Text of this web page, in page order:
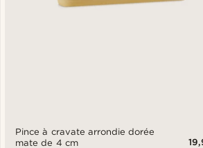
Pince à cravate arrondie dorée
mate de 4 cm